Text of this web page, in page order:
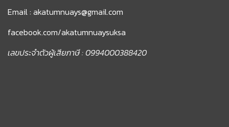
Email : akatumnuays@gmail.com
facebook.com/akatumnuaysuksa
เลขประจำตัวผู้เสียภาษี : 0994000388420